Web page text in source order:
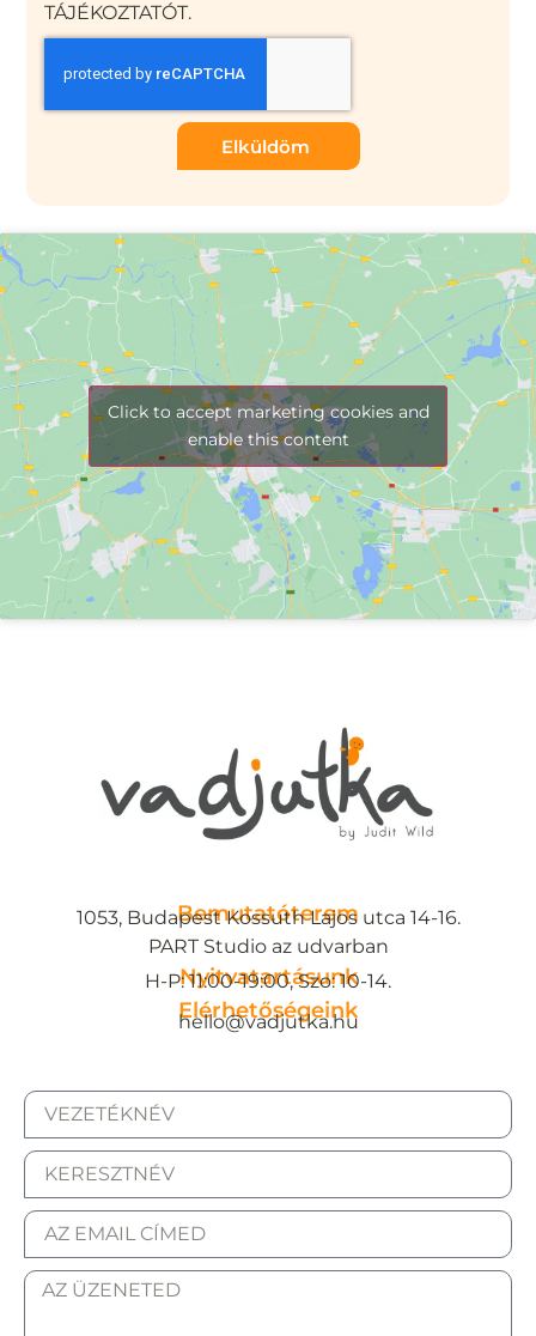
TÁJÉKOZTATÓT.
Elküldöm
Click to accept marketing cookies and
enable this content
Bemutatóterem
1053, Budapest Kossuth Lajos utca 14-16.
PART Studio az udvarban
Nyitvatartásunk
H-P: 11:00-19:00, Szo: 10-14.
Elérhetőségeink
hello@vadjutka.hu